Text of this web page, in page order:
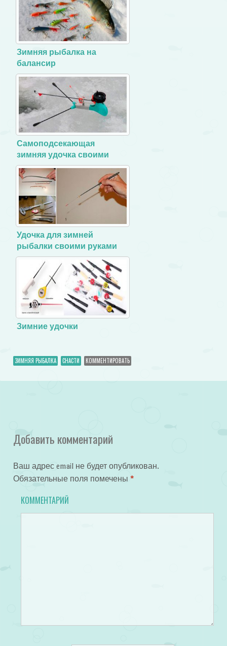
Зимняя рыбалка на
балансир
Самоподсекающая
зимняя удочка своими
руками
Удочка для зимней
рыбалки своими руками
Зимние удочки
ЗИМНЯЯ РЫБАЛКА СНАСТИ КОММЕНТИРОВАТЬ
Добавить комментарий
Ваш адрес email не будет опубликован.
Обязательные поля помечены *
КОММЕНТАРИЙ